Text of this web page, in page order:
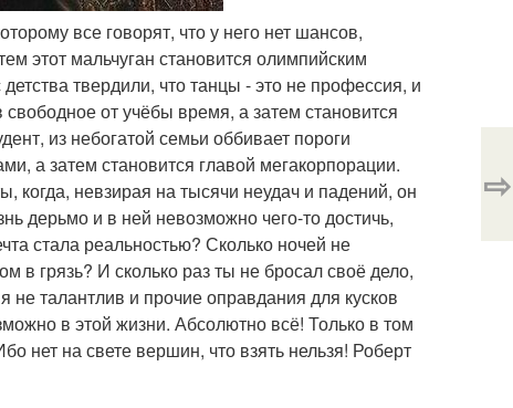
все говорят, что у него нет шансов,
этот мальчуган становится олимпийским
твердили, что танцы - это не профессия, и
от учёбы время, а затем становится
из небогатой семьи оббивает пороги
а затем становится главой мегакорпорации.
когда, невзирая на тысячи неудач и падений, он
дерьмо и в ней невозможно чего-то достичь,
стала реальностью? Сколько ночей не
в грязь? И сколько раз ты не бросал своё дело,
талантлив и прочие оправдания для кусков
в этой жизни. Абсолютно всё! Только в том
нет на свете вершин, что взять нельзя! Роберт
⇨